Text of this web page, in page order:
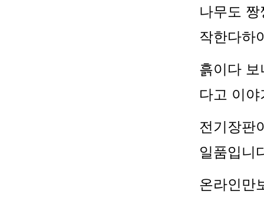
나무도
작한다하
흙이다
다고 이
전기장판
일품입니
온라인만